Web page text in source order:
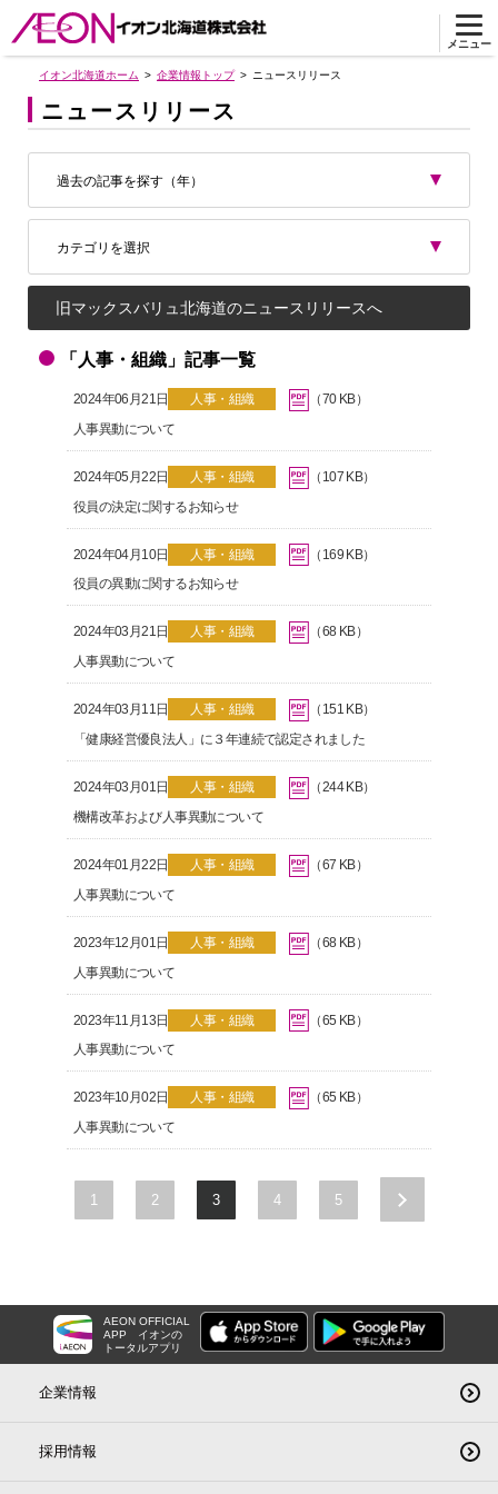
メニュー
イオン北海道ホーム 企業情報トップ ニュースリリース
ニュースリリース
過去の記事を探す（年）
カテゴリを選択
旧マックスバリュ北海道のニュースリリースへ
「人事・組織」記事一覧
2024年06月21日 人事・組織
（70 KB）
人事異動について
2024年05月22日 人事・組織
（107 KB）
役員の決定に関するお知らせ
2024年04月10日 人事・組織
（169 KB）
役員の異動に関するお知らせ
2024年03月21日 人事・組織
（68 KB）
人事異動について
2024年03月11日 人事・組織
（151 KB）
「健康経営優良法人」に３年連続で認定されました
2024年03月01日 人事・組織
（244 KB）
機構改革および人事異動について
2024年01月22日 人事・組織
（67 KB）
人事異動について
2023年12月01日 人事・組織
（68 KB）
人事異動について
2023年11月13日 人事・組織
（65 KB）
人事異動について
2023年10月02日 人事・組織
（65 KB）
人事異動について
1 2 3 4 5
AEON OFFICIAL
APP
イオンの
トータルアプリ
企業情報
採用情報